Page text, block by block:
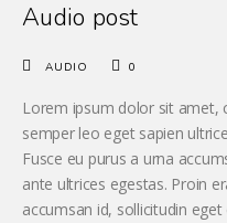
Audio post
AUDIO 0
Lorem ipsum dolor sit amet,
semper leo eget sapien
Fusce eu purus a urna
ante ultrices egestas. Proin
accumsan id, sollicitudin